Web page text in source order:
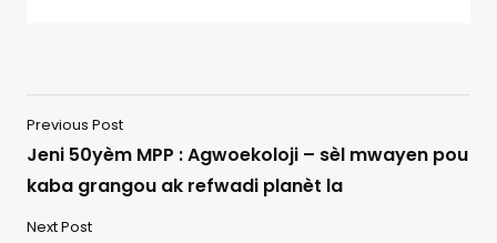
Previous Post
Jeni 50yèm MPP : Agwoekoloji – sèl mwayen pou
kaba grangou ak refwadi planèt la
Next Post